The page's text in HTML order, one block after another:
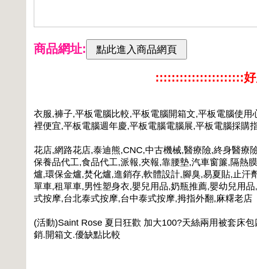
商品網址:
::::::::::::::::::::::
衣服,褲子,平板電腦比較,平板電腦開箱文,平板電腦使
裡便宜,平板電腦週年慶,平板電腦電腦展,平板電腦採購
花店,網路花店,泰迪熊,CNC,中古機械,醫療險,終身醫療
保養品代工,食品代工,派報,夾報,靠腰墊,汽車窗簾,隔熱
爐,環保金爐,焚化爐,進銷存,軟體設計,腳臭,易夏貼,止汗
單車,租單車,男性塑身衣,嬰兒用品,奶瓶推薦,嬰幼兒用
式按摩,台北泰式按摩,台中泰式按摩,拇指外翻,麻糬老店
(活動)Saint Rose 夏日狂歡 加大100?天絲兩用被套床
銷.開箱文.優缺點比較